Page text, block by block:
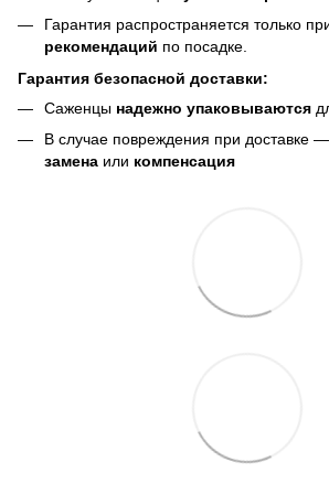
Гарантия распространяется только
рекомендаций по посадке.
Гарантия безопасной доставки:
Саженцы надежно упаковываются
В случае повреждения при доставке —
замена или компенсация